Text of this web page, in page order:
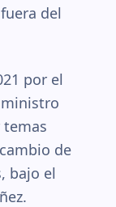
del
por el
de
bajo el